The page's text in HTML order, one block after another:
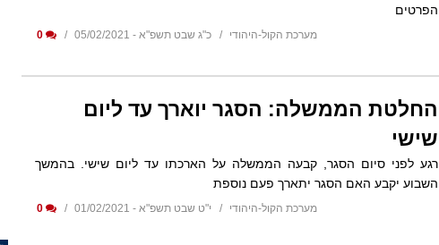
הפרטים
מערכת הקול-היהודי כ"ג שבט תשפ"א - 05/02/2021 0
החלטת הממשלה: הסגר יוארך עד ליום
שישי
רגע לפני סיום הסגר, קבעה הממשלה על הארכתו עד ליום שישי. בהמשך
השבוע יקבע האם הסגר יתארך פעם נוספת
מערכת הקול-היהודי י"ט שבט תשפ"א - 01/02/2021 0